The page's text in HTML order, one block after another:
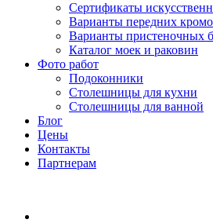
Сертификаты
Варианты передних
Варианты пристеночных
Каталог моек и раковин
Фото работ
Подоконники
Столешницы для кухни
Столешницы для ванной
Блог
Цены
Контакты
Партнерам